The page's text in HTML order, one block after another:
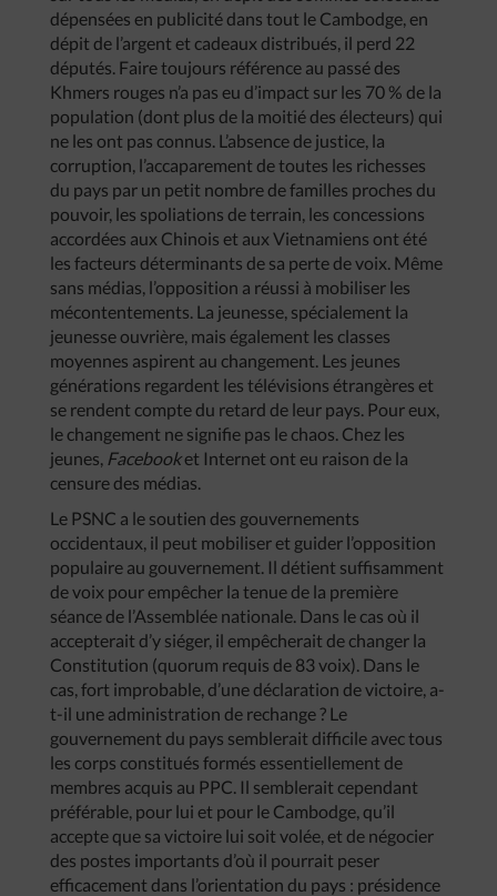
dépensées en publicité dans tout le Cambodge, en
dépit de l’argent et cadeaux distribués, il perd 22
députés. Faire toujours référence au passé des
Khmers rouges n’a pas eu d’impact sur les 70 % de la
population (dont plus de la moitié des électeurs) qui
ne les ont pas connus. L’absence de justice, la
corruption, l’accaparement de toutes les richesses
du pays par un petit nombre de familles proches du
pouvoir, les spoliations de terrain, les concessions
accordées aux Chinois et aux Vietnamiens ont été
les facteurs déterminants de sa perte de voix. Même
sans médias, l’opposition a réussi à mobiliser les
mécontentements. La jeunesse, spécialement la
jeunesse ouvrière, mais également les classes
moyennes aspirent au changement. Les jeunes
générations regardent les télévisions étrangères et
se rendent compte du retard de leur pays. Pour eux,
le changement ne signifie pas le chaos. Chez les
jeunes, Facebooket Internet ont eu raison de la
censure des médias.
Le PSNC a le soutien des gouvernements
occidentaux, il peut mobiliser et guider l’opposition
populaire au gouvernement. Il détient suffisamment
de voix pour empêcher la tenue de la première
séance de l’Assemblée nationale. Dans le cas où il
accepterait d’y siéger, il empêcherait de changer la
Constitution (quorum requis de 83 voix). Dans le
cas, fort improbable, d’une déclaration de victoire, a-
t-il une administration de rechange ? Le
gouvernement du pays semblerait difficile avec tous
les corps constitués formés essentiellement de
membres acquis au PPC. Il semblerait cependant
préférable, pour lui et pour le Cambodge, qu’il
accepte que sa victoire lui soit volée, et de négocier
des postes importants d’où il pourrait peser
efficacement dans l’orientation du pays : présidence